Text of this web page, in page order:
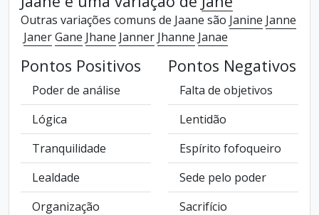
Outras variações comuns de Jaane são Janine Janne
JanerGane Jhane Janner Jhanne Janae
Pontos Positivos
Poder de análise
Lógica
Tranquilidade
Lealdade
Organização
Pontos Negativos
Falta de objetivos
Lentidão
Espírito fofoqueiro
Sede pelo poder
Sacrifício